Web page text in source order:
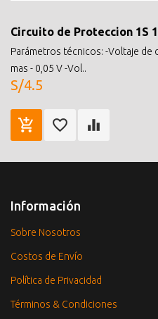
Circuito de Proteccion 1S
Parámetros técnicos: -Voltaje de
mas - 0,05 V -Vol..
S/4.5
Información
Sobre Nosotros
Costos de Envío
Política de Privacidad
Términos & Condiciones